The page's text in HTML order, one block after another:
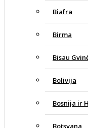
Biafra
Birma
Bisau
Bolivija
Bosnija ir
Botsvana